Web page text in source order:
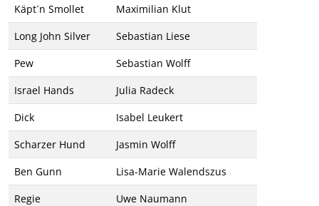
Käpt´n Smollet
Maximilian Klut
Long John Silver
Sebastian Liese
Pew
Sebastian Wolff
Israel Hands
Julia Radeck
Dick
Isabel Leukert
Scharzer Hund
Jasmin Wolff
Ben Gunn
Lisa-Marie Walendszus
Regie
Uwe Naumann